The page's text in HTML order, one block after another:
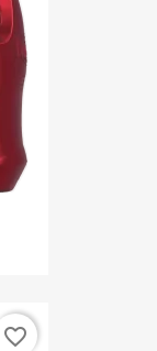
favorite_border